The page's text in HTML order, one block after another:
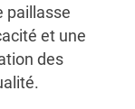
paillasse
et une
des